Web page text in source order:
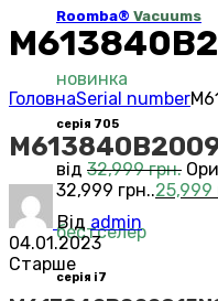
Roomba® Vacuums
новинка
серія 705
від 32,999грн.
32,999 грн..25,999
бестселер
серія i7
ГоловнаSerial number
Від admin
04.01.2023
Старше